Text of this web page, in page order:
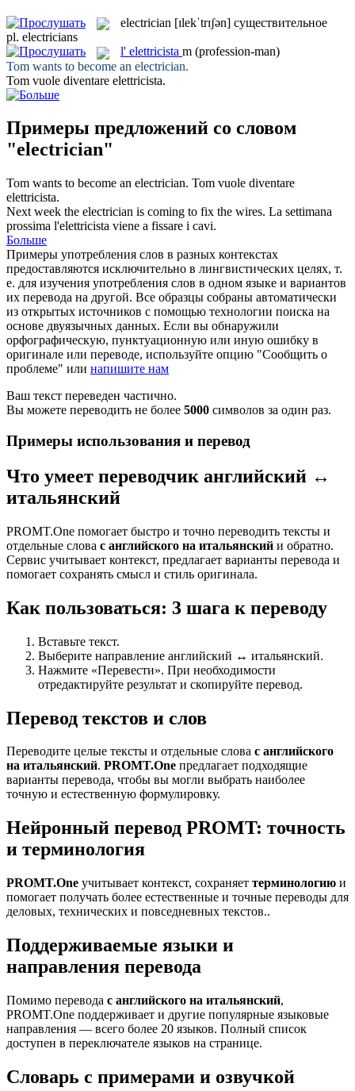
electrician [ɪlekˈtrɪʃən] существительное
pl. electricians
l' elettricista m (profession-man)
Tom wants to become an electrician.
Tom vuole diventare elettricista.
Примеры предложений со словом
"electrician"
Tom wants to become an electrician. Tom vuole diventare
elettricista.
Next week the electrician is coming to fix the wires. La settimana
prossima l'elettricista viene a fissare i cavi.
Больше
Примеры употребления слов в разных контекстах
предоставляются исключительно в лингвистических целях, т.
е. для изучения употребления слов в одном языке и вариантов
их перевода на другой. Все образцы собраны автоматически
из открытых источников с помощью технологии поиска на
основе двуязычных данных. Если вы обнаружили
орфографическую, пунктуационную или иную ошибку в
оригинале или переводе, используйте опцию "Сообщить о
проблеме" или напишите нам
Ваш текст переведен частично.
Вы можете переводить не более 5000 символов за один раз.
Примеры использования и перевод
Что умеет переводчик английский ↔
итальянский
PROMT.One помогает быстро и точно переводить тексты и
отдельные слова с английского на итальянский и обратно.
Сервис учитывает контекст, предлагает варианты перевода и
помогает сохранять смысл и стиль оригинала.
Как пользоваться: 3 шага к переводу
Вставьте текст.
Выберите направление английский ↔ итальянский.
Нажмите «Перевести». При необходимости
отредактируйте результат и скопируйте перевод.
Перевод текстов и слов
Переводите целые тексты и отдельные слова с английского
на итальянский. PROMT.One предлагает подходящие
варианты перевода, чтобы вы могли выбрать наиболее
точную и естественную формулировку.
Нейронный перевод PROMT: точность
и терминология
PROMT.One учитывает контекст, сохраняет терминологию и
помогает получать более естественные и точные переводы для
деловых, технических и повседневных текстов..
Поддерживаемые языки и
направления перевода
Помимо перевода с английского на итальянский,
PROMT.One поддерживает и другие популярные языковые
направления — всего более 20 языков. Полный список
доступен в переключателе языков на странице.
Словарь с примерами и озвучкой